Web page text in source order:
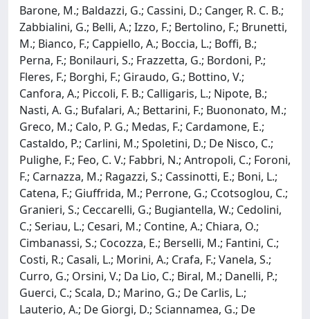
Barone, M.; Baldazzi, G.; Cassini, D.; Canger, R. C. B.;
Zabbialini, G.; Belli, A.; Izzo, F.; Bertolino, F.; Brunetti,
M.; Bianco, F.; Cappiello, A.; Boccia, L.; Boffi, B.;
Perna, F.; Bonilauri, S.; Frazzetta, G.; Bordoni, P.;
Fleres, F.; Borghi, F.; Giraudo, G.; Bottino, V.;
Canfora, A.; Piccoli, F. B.; Calligaris, L.; Nipote, B.;
Nasti, A. G.; Bufalari, A.; Bettarini, F.; Buononato, M.;
Greco, M.; Calo, P. G.; Medas, F.; Cardamone, E.;
Castaldo, P.; Carlini, M.; Spoletini, D.; De Nisco, C.;
Pulighe, F.; Feo, C. V.; Fabbri, N.; Antropoli, C.; Foroni,
F.; Carnazza, M.; Ragazzi, S.; Cassinotti, E.; Boni, L.;
Catena, F.; Giuffrida, M.; Perrone, G.; Ccotsoglou, C.;
Granieri, S.; Ceccarelli, G.; Bugiantella, W.; Cedolini,
C.; Seriau, L.; Cesari, M.; Contine, A.; Chiara, O.;
Cimbanassi, S.; Cocozza, E.; Berselli, M.; Fantini, C.;
Costi, R.; Casali, L.; Morini, A.; Crafa, F.; Vanela, S.;
Curro, G.; Orsini, V.; Da Lio, C.; Biral, M.; Danelli, P.;
Guerci, C.; Scala, D.; Marino, G.; De Carlis, L.;
Lauterio, A.; De Giorgi, D.; Sciannamea, G.; De